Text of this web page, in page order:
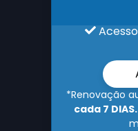
*Renovação
cada 7 DIAS.